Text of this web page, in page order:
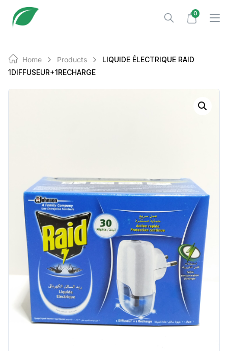
0
Home Products
LIQUIDE ÉLECTRIQUE RAID
1DIFFUSEUR+1RECHARGE